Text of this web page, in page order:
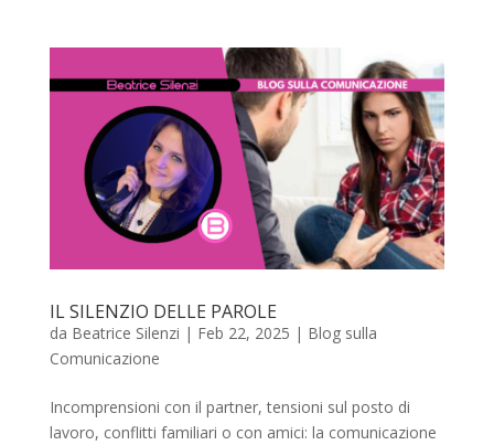
IL SILENZIO DELLE PAROLE
da Beatrice Silenzi | Feb 22, 2025 | Blog sulla
Comunicazione
Incomprensioni con il partner, tensioni sul posto di
lavoro, conflitti familiari o con amici: la comunicazione